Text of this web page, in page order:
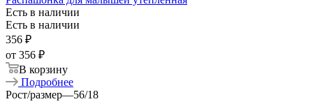
Есть в наличии
Есть в наличии
356 ₽
от 356 ₽
В корзину
Подробнее
Рост/размер—56/18